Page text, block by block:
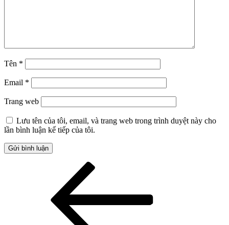
Tên *
Email *
Trang web
Lưu tên của tôi, email, và trang web trong trình duyệt này cho
lần bình luận kế tiếp của tôi.